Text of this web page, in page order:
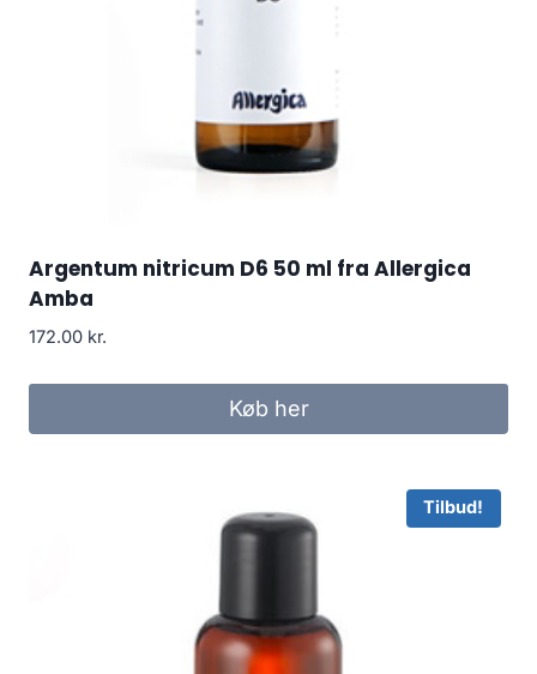
Argentum nitricum D6 50 ml fra Allergica
Amba
172.00 kr.
Køb her
Tilbud!